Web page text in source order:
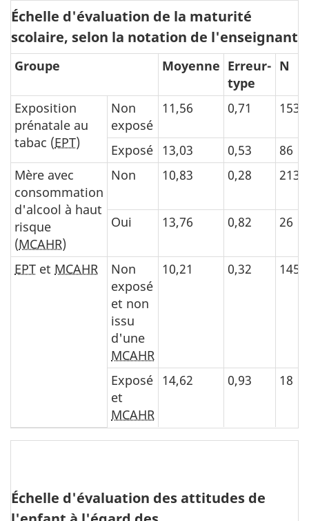
Échelle d'évaluation de la maturité
scolaire, selon la notation de l'enseignant
Groupe Moyenne Erreur-
type
N
Exposition
prénatale au
tabac (EPT)
Non
exposé
11,56 0,71 153
Exposé 13,03 0,53
86
Mère avec
consommation
d'alcool à haut
risque
(MCAHR)
Non 10,83 0,28 213
Oui 13,76 0,82 26
EPT et MCAHR
Non
exposé
et non
issu
d'une
MCAHR
10,21 0,32 145
Exposé
et
MCAHR
14,62 0,93 18
Échelle d'évaluation des attitudes de